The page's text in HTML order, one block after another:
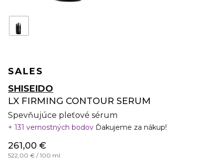
SALES
SHISEIDO
LX FIRMING CONTOUR SERUM
Spevňujúce pleťové sérum
131 vernostných bodov Ďakujeme za nákup!
261,00 €
522,00 € / 100 ml